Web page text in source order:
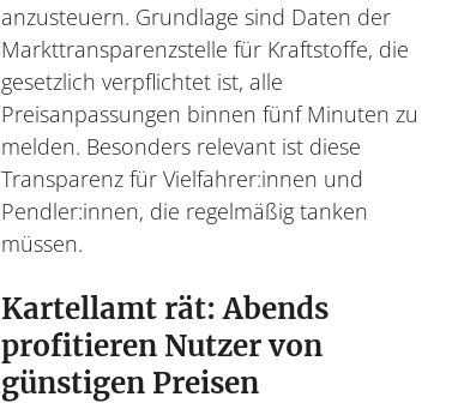
anzusteuern. Grundlage sind Daten der
Markttransparenzstelle für Kraftstoffe, die
gesetzlich verpflichtet ist, alle
Preisanpassungen binnen fünf Minuten zu
melden. Besonders relevant ist diese
Transparenz für Vielfahrer:innen und
Pendler:innen, die regelmäßig tanken
müssen.
Kartellamt rät: Abends
profitieren Nutzer von
günstigen Preisen